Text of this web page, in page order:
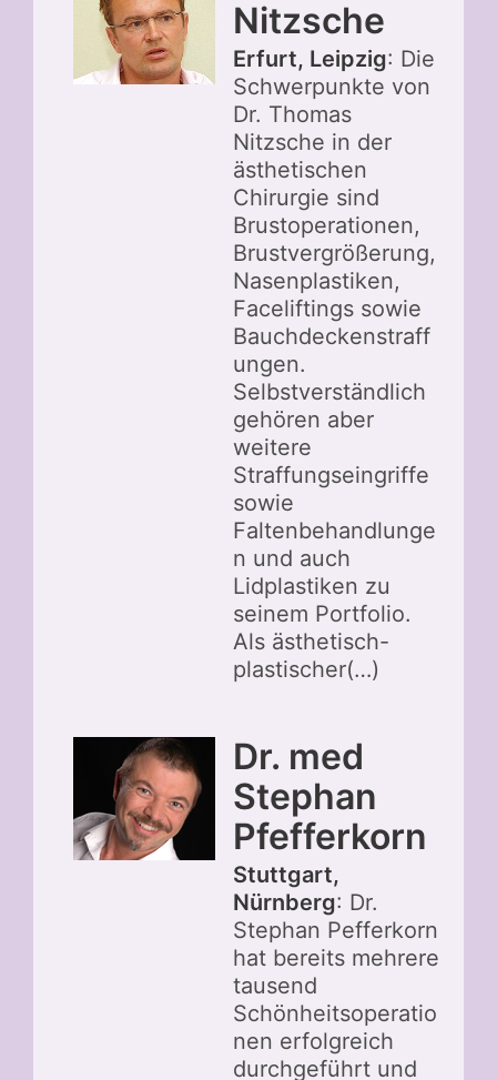
Nitzsche
Erfurt, Leipzig: Die
Schwerpunkte von
Dr. Thomas
Nitzsche in der
ästhetischen
Chirurgie sind
Brustoperationen,
Brustvergrößerung,
Nasenplastiken,
Faceliftings sowie
Bauchdeckenstraff
ungen.
Selbstverständlich
gehören aber
weitere
Straffungseingriffe
sowie
Faltenbehandlunge
n und auch
Lidplastiken zu
seinem Portfolio.
Als ästhetisch-
plastischer(…)
Dr. med
Stephan
Pfefferkorn
Stuttgart,
Nürnberg: Dr.
Stephan Pefferkorn
hat bereits mehrere
tausend
Schönheitsoperatio
nen erfolgreich
durchgeführt und